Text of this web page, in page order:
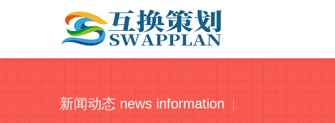
新闻动态 news information